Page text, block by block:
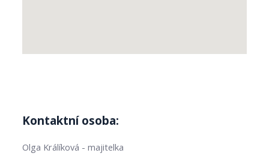
Kontaktní osoba:
Olga Králíková - majitelka